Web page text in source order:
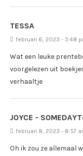
TESSA
februari 6, 2023 - 3:48
Wat een leuke
voorgelezen uit
verhaaltje
JOYCE -
februari 8, 2023 - 8:57
Oh ik zou ze allemaal